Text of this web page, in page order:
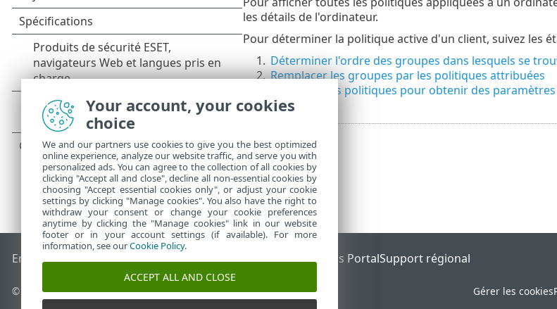
les détails de l'ordinateur.
Pour déterminer la politique active d'un client, suivez les
1. Déterminer l'ordre des groupes dans lesquels se
2. Remplacer les groupes par les politiques attribuées
Fusionner les politiques pour obtenir des
End of LifeBase de connaissances ESETForum ESETESET Status PortalSupport régional
© 1992 - 2026 ESET, spol. s r.o. - Tous droits réservés. Gérer les cookies
Your account, your cookies
choice
We and our partners use cookies to give you the best optimized
online experience, analyze our website traffic, and serve you with
personalized ads. You can agree to the collection of all cookies by
clicking "Accept all and close", decline all non-essential cookies by
choosing "Accept essential cookies only", or adjust your cookie
settings by clicking "Manage cookies". You also have the right to
withdraw your consent or change your cookie preferences
anytime by clicking the "Manage cookies" link in our website
footer or in your account settings (if available). For more
information, see ourCookie Policy.
ACCEPT ALL AND CLOSE